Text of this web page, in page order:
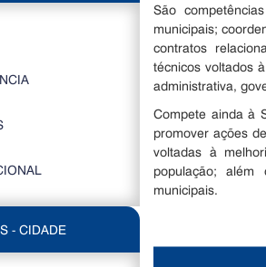
- CIDADE
São
municipais;
contratos
técnicos voltados
administrativa,
Compete ainda à
promover ações
voltadas à
população; além
municipais.